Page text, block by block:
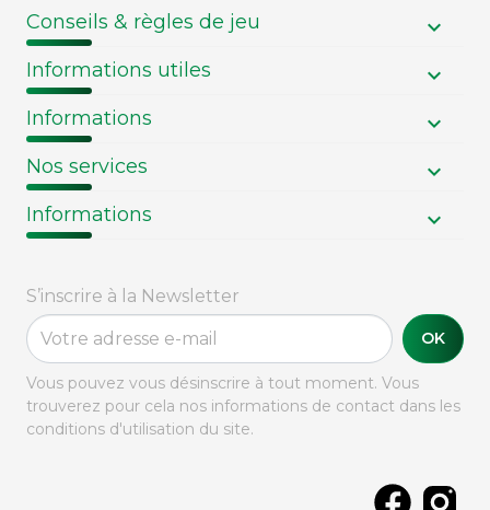
Conseils & règles de jeu
Informations utiles
Informations
Nos services
Informations
S’inscrire à la Newsletter
OK
Vous pouvez vous désinscrire à tout moment. Vous
trouverez pour cela nos informations de contact dans les
conditions d'utilisation du site.